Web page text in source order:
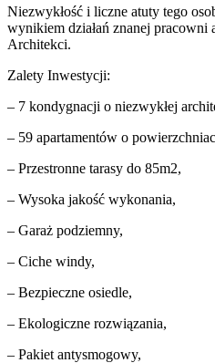
Niezwykłość i liczne atuty tego
wynikiem działań znanej
Architekci.
Zalety Inwestycji:
– 7 kondygnacji o niezwykłej
– 59 apartamentów o
– Przestronne tarasy do 85m2,
– Wysoka jakość wykonania,
– Garaż podziemny,
– Ciche windy,
– Bezpieczne osiedle,
– Ekologiczne rozwiązania,
– Pakiet antysmogowy,